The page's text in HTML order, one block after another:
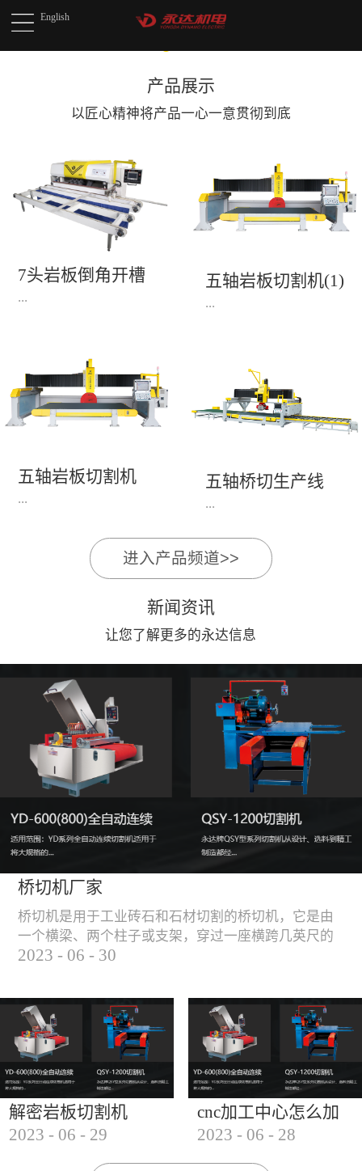
English
产品展示
以匠心精神将产品一心一意贯彻到底
7头岩板倒角开槽
机(1)
...
永达机电7头岩板倒角
开槽机，该设备采用流
水线作业，加工效率
陶瓷人造石进行直边斜
边修边倒角并开槽。
五轴岩板切割机(1)
...
1、简单易学的编程软
件，直观，快速，易
学。2、操作系统简单
稳、可靠。3、前后刀
切割，带去毛刺倒角功
面，不崩边。4、大板
平稳输送进出，切割加
工与上下板分开，便
捷，高效。5、19”显示
屏，按钮、遥杆集成面
板，操作快速、简便。
五轴岩板切割机
...
1、简单易学的编程软
学。2、操作系统简单
易用；采用进口伺服、
稳、可靠。3、前后刀
切割，带去毛刺倒角功
能，不伤石材、瓷砖表
面，不崩边。4、大板
平稳输送进出，切割加
工与上下板分开，便
捷，高效。5、19”显示
屏，按钮、遥杆集成面
板，操作快速、简便。
五轴桥切生产线
...
》》五轴桥切高配型
桥切（含输送板材平
台）
进入产品频道>>
新闻资讯
让您了解更多的永达信息
桥切机厂家
桥切机是用于工业砖石和石材切割的桥切机，它是由
一个横梁、两个柱子或支架，穿过一座横跨几英尺的
桥而构成，因其形状而得名。随着石材和工业砖石的
是用于实现快速切割大型石材和工业砖石的机器，具
有高效、节能、环保等优点，是现代建筑行业必不可
少的设备之一。但是，如何选择合适的桥切机厂家也
是很多消费者不得不面对的问题。选择一个靠谱的桥
切机厂家，是保证桥切机使用效果和...
2023 - 06 - 30
解密岩板切割机
2023 - 06 - 29
cnc加工中心怎么加
工石材
2023 - 06 - 28